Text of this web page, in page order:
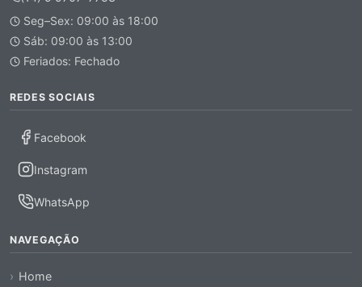
Seg–Sex: 09:00 às 18:00
Sáb: 09:00 às 13:00
Feriados: Fechado
REDES SOCIAIS
Facebook
Instagram
WhatsApp
NAVEGAÇÃO
Home